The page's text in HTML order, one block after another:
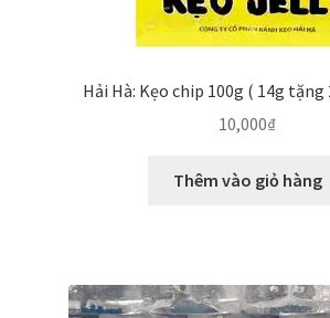
Hải Hà: Kẹo chip 100g ( 14g tặng
10,000₫
Thêm vào giỏ hàng